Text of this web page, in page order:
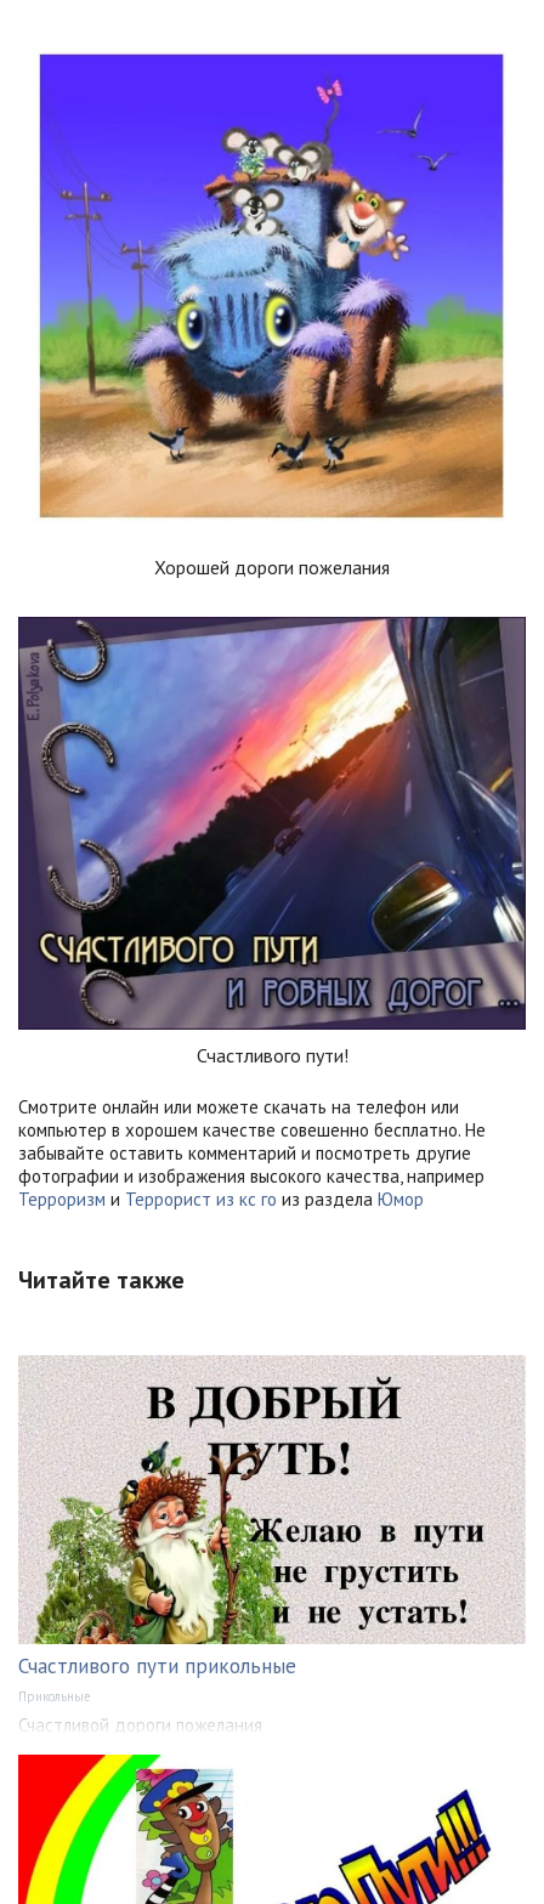
Хорошей дороги пожелания
Счастливого пути!
Смотрите онлайн или можете скачать на телефон или
компьютер в хорошем качестве совешенно бесплатно. Не
забывайте оставить комментарий и посмотреть другие
фотографии и изображения высокого качества, например
Терроризм и Террорист из кс го из раздела Юмор
Читайте также
Счастливого пути прикольные
Прикольные
Счастливой дороги пожелания